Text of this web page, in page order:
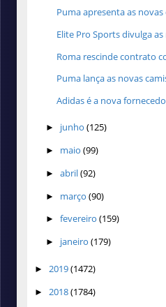
Puma apresenta as
Elite Pro Sports divulga
Roma rescinde contrato
Puma lança as novas
Adidas é a nova
► junho (125)
► maio (99)
► abril(92)
► março (90)
► fevereiro (159)
► janeiro (179)
► 2019(1472)
► 2018(1784)